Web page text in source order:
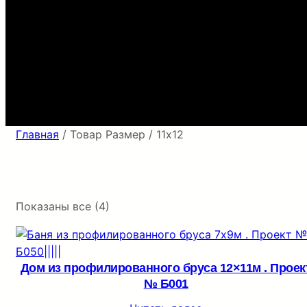
Главная / Товар Размер / 11х12
Показаны все (4)
Дом из профилированного бруса 12×11м .
№ Б001